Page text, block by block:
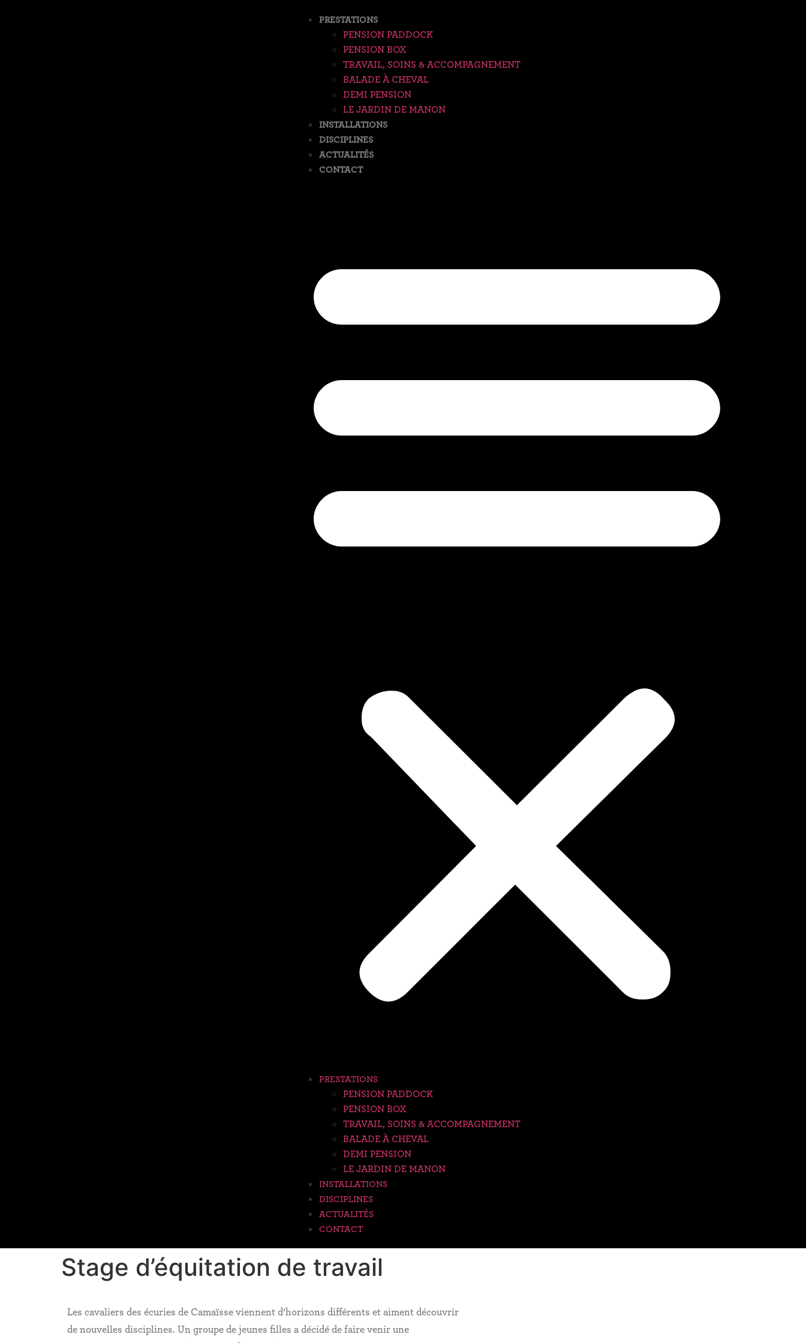
PRESTATIONS
PENSION PADDOCK
PENSION BOX
TRAVAIL, SOINS & ACCOMPAGNEMENT
BALADE À CHEVAL
DEMI PENSION
LE JARDIN DE MANON
INSTALLATIONS
DISCIPLINES
ACTUALITÉS
CONTACT
PRESTATIONS
PENSION PADDOCK
PENSION BOX
TRAVAIL, SOINS & ACCOMPAGNEMENT
BALADE À CHEVAL
DEMI PENSION
LE JARDIN DE MANON
INSTALLATIONS
DISCIPLINES
ACTUALITÉS
CONTACT
Stage d’équitation de travail
Les cavaliers des écuries de Camaïsse viennent d’horizons différents et aiment découvrir
de nouvelles disciplines. Un groupe de jeunes filles a décidé de faire venir une